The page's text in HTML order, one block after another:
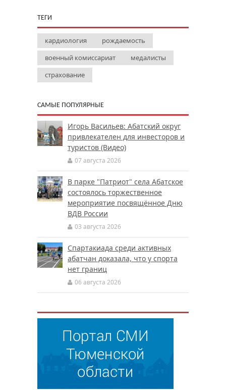
ТЕГИ
кардиология
рождаемость
военный комиссариат
медалисты
страхование
САМЫЕ ПОПУЛЯРНЫЕ
Игорь Васильев: Абатский округ
привлекателен для инвесторов и
туристов (Видео)
07 августа 2026
В парке "Патриот" села Абатское
состоялось торжественное
мероприятие посвящённое Дню
ВДВ России
03 августа 2026
Спартакиада среди активных
абатчан доказала, что у спорта
нет границ
06 августа 2026